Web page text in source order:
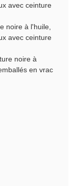
avec ceinture
noire à l'huile,
avec ceinture
noire à
en vrac